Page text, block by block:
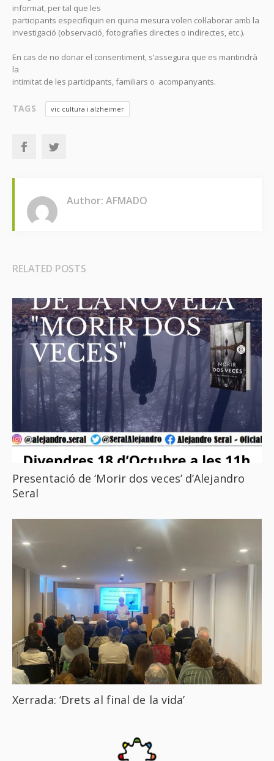
informat, per tal que les
participants especifiquin en quina mesura volen col·laborar amb la
investigació (observació, fotografies directes o indirectes, etc.).
En cas de no donar el consentiment, s’assegura que es mantindrà
la
intimitat de les participants, familiars o acompanyants.
TAGS vic cultura i alzheimer
Author: AFMADO
RELATED POSTS
Presentació de ‘Morir dos veces’ d’Alejandro
Seral
Xerrada: ‘Drets al final de la vida’